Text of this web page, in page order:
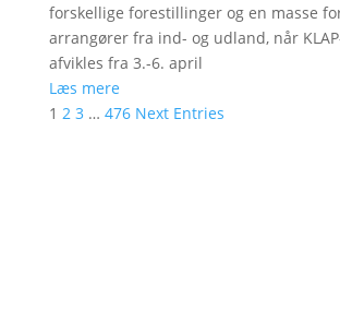
forskellige forestillinger og en masse
arrangører fra ind- og udland, når
afvikles fra 3.-6. april
Læs mere
1 2 3 … 476 Next Entries